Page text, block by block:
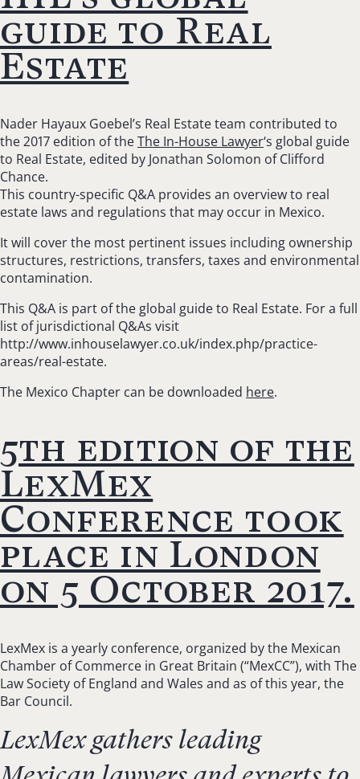
guide to Real
Estate
Nader Hayaux Goebel’s Real Estate team contributed to
the 2017 edition of theThe In-House Lawyer‘s global guide
to Real Estate, edited by Jonathan Solomon of Clifford
Chance.
This country-specific Q&A provides an overview to real
estate laws and regulations that may occur in Mexico.
It will cover the most pertinent issues including ownership
structures, restrictions, transfers, taxes and environmental
contamination.
This Q&A is part of the global guide to Real Estate. For a full
list of jurisdictional Q&As visit
http://www.inhouselawyer.co.uk/index.php/practice-
areas/real-estate.
The Mexico Chapter can be downloaded here.
5th edition of the
LexMex
Conference took
place in London
on 5 October 2017.
LexMex is a yearly conference, organized by the Mexican
Chamber of Commerce in Great Britain (“MexCC”), with The
Law Society of England and Wales and as of this year, the
Bar Council.
LexMex gathers leading